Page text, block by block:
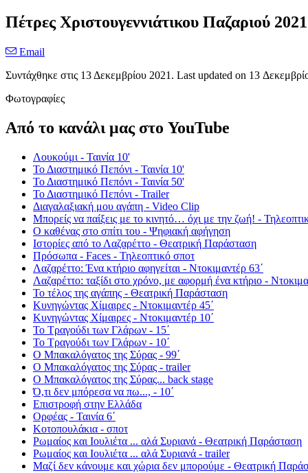
Πέτρες Χριστουγεννιάτικου Παζαριού 2021
Email
Συντάχθηκε στις 13 Δεκεμβρίου 2021 . Last updated on 13
Φωτογραφίες
Από το κανάλι μας στο YouTube
Λουκούμι - Ταινία 10'
Το Διαστημικό Πεπόνι - Ταινία 10'
Το Διαστημικό Πεπόνι - Ταινία 50'
Το Διαστημικό Πεπόνι - Trailer
Διαγαλαξιακή μου αγάπη - Video Clip
Μπορείς να παίξεις με το κινητό… όχι με την ζωή! -
Ο καθένας στο σπίτι του - Ψηφιακή αφήγηση
Ιστορίες από το Λαζαρέττο - Θεατρική Παράσταση
Πρόσωπα - Faces - Τηλεοπτικό σποτ
Λαζαρέττο: Ένα κτήριο αφηγείται - Ντοκιμαντέρ 63΄
Λαζαρέττο: ταξίδι στο χρόνο, με αφορμή ένα κτήριο -
Το τέλος της αγάπης - Θεατρική Παράσταση
Κυνηγώντας Χίμαιρες - Ντοκιμαντέρ 45΄
Κυνηγώντας Χίμαιρες - Ντοκιμαντέρ 10΄
Το Τραγούδι των Γλάρων - 15΄
Το Τραγούδι των Γλάρων - 10΄
Ο Μπακαλόγατος της Σύρας - 99΄
Ο Μπακαλόγατος της Σύρας - trailer
Ο Μπακαλόγατος της Σύρας... back stage
Ό,τι δεν μπόρεσα να πω..., - 10΄
Επιστροφή στην Ελλάδα
Ορφέας - Ταινία 6΄
Κοτοπουλάκια - σποτ
Ρωμαίος και Ιουλιέτα ... αλά Συριανά - Θεατρική Παράσταση
Ρωμαίος και Ιουλιέτα ... αλά Συριανά - trailer
Μαζί δεν κάνουμε και χώρια δεν μπορούμε - Θεατρική